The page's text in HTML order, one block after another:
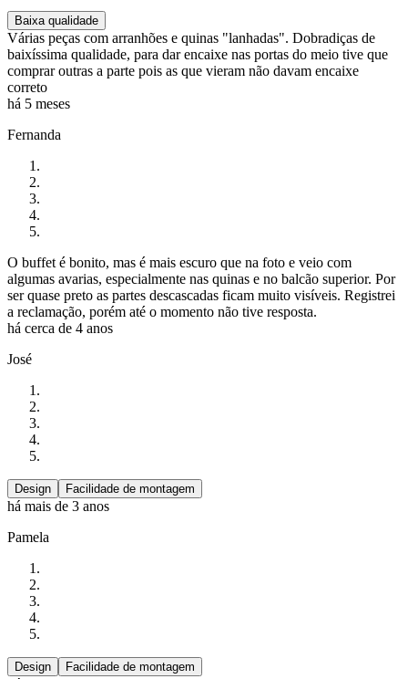
Baixa qualidade
Várias peças com arranhões e quinas "lanhadas". Dobradiças de
baixíssima qualidade, para dar encaixe nas portas do meio tive que
comprar outras a parte pois as que vieram não davam encaixe
correto
há 5 meses
Fernanda
O buffet é bonito, mas é mais escuro que na foto e veio com
algumas avarias, especialmente nas quinas e no balcão superior. Por
ser quase preto as partes descascadas ficam muito visíveis. Registrei
a reclamação, porém até o momento não tive resposta.
há cerca de 4 anos
José
Design Facilidade de montagem
há mais de 3 anos
Pamela
Design Facilidade de montagem